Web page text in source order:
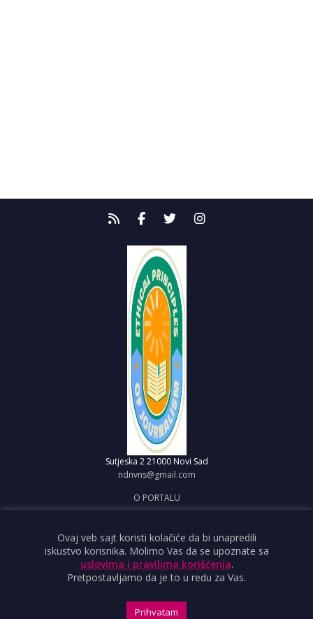
Sutjeska 2 21000 Novi Sad
ndnvns@gmail.com
O PORTALU
OBJAVI VEST
USLOVI KORIŠĆENJA
Ovaj veb sajt koristi kolačiće da bi unapredili
iskustvo korisnika. Molimo Vas da se upoznate sa
uslovima i pravilima korišćenja.
Pretpostavljamo da je to u redu za Vas.
Prihvatam